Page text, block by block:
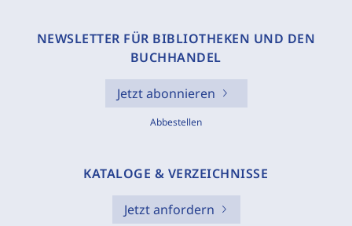
NEWSLETTER FÜR BIBLIOTHEKEN UND DEN
BUCHHANDEL
Jetzt abonnieren
Abbestellen
KATALOGE & VERZEICHNISSE
Jetzt anfordern